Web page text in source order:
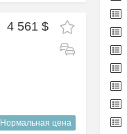
4 561 $
Нормальная цена